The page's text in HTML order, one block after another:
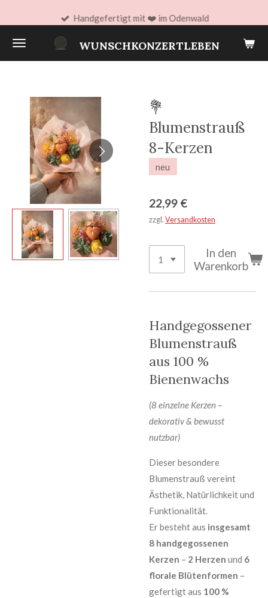
springen
WUNSCHKONZERTLEBEN
Handgefertigt mit ❤️ im Odenwald
💐
Blumenstrauß
8-Kerzen
neu
22,99 €
zzgl. Versandkosten
In den
Warenkorb
Handgegossener
Blumenstrauß
aus 100 %
Bienenwachs
(8 einzelne Kerzen –
dekorativ & bewusst
nutzbar)
Dieser besondere
Blumenstrauß vereint
Ästhetik, Natürlichkeit und
Funktionalität.
Er besteht aus insgesamt
8 handgegossenen
Kerzen – 2 Herzen und 6
florale Blütenformen –
gefertigt aus 100 %